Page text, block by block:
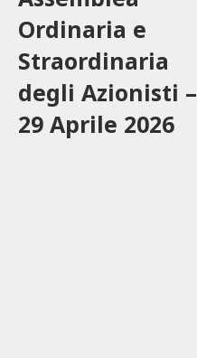
Ordinaria e
Straordinaria
degli Azionisti –
29 Aprile 2026